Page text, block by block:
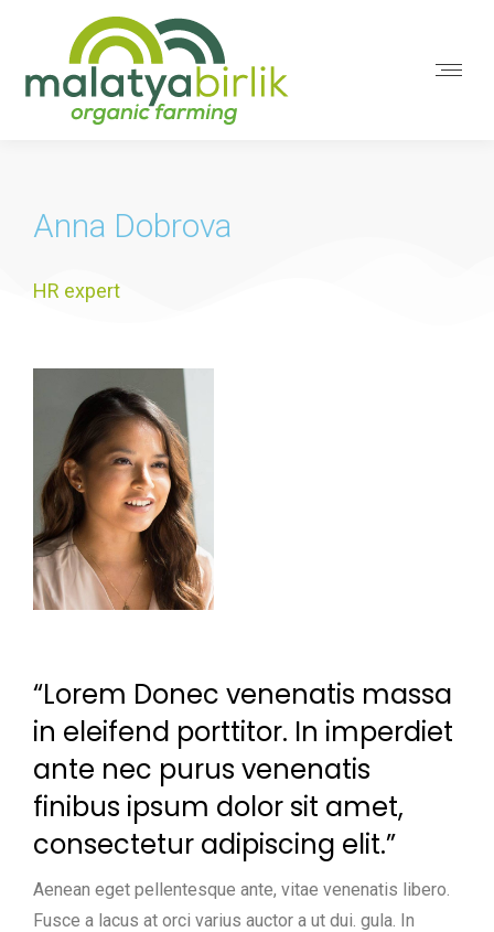
Anna Dobrova
HR expert
“Lorem Donec venenatis massa
in eleifend porttitor. In imperdiet
ante nec purus venenatis
finibus ipsum dolor sit amet,
consectetur adipiscing elit.”
Aenean eget pellentesque ante, vitae venenatis libero.
Fusce a lacus at orci varius auctor a ut dui. gula. In